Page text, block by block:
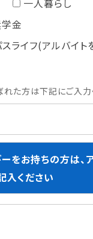
一人暮らし
金
ライフ(アルバイト
た方は下記にご入力
をお持ちの方は、
入ください